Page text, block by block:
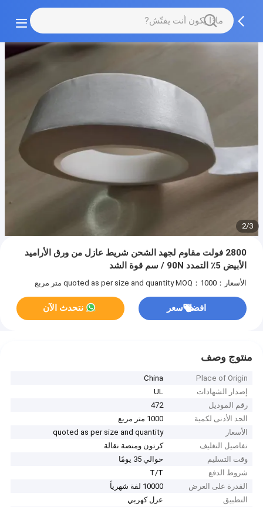
2/3
2800 فولت مقاوم لجهد الشحن شريط عازل من ورق الأراميد
الأبيض 5٪ التمدد 90N / سم قوة الشد
الأسعار：quoted as per size and quantity MOQ：1000 متر مربع
افضل سعر نتحدث الآن
منتوج وصف
Place of Origin
China
إصدار الشهادات
UL
رقم الموديل
472
الحد الأدنى لكمية
1000 متر مربع
الأسعار
quoted as per size and quantity
تفاصيل التغليف
كرتون ومنصة نقالة
وقت التسليم
حوالي 35 يومًا
شروط الدفع
T/T
القدرة على العرض
10000 لفة شهرياً
التطبيق
عزل كهربي